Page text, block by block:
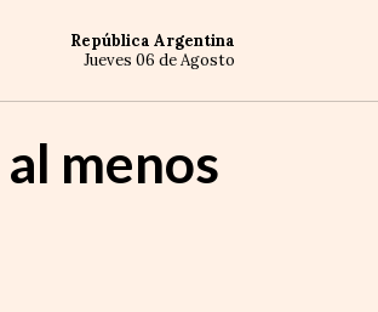
República Argentina
Jueves 06 de Agosto
menos